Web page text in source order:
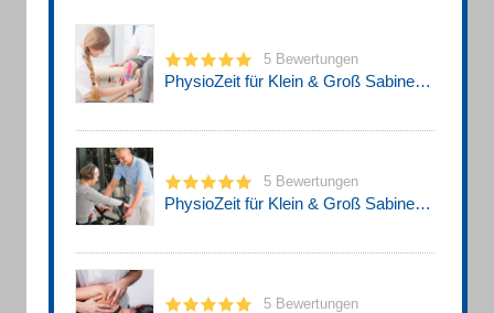
5 Bewertungen
PhysioZeit für Klein & Groß Sabine Stelzer
5 Bewertungen
PhysioZeit für Klein & Groß Sabine Stelzer
5 Bewertungen